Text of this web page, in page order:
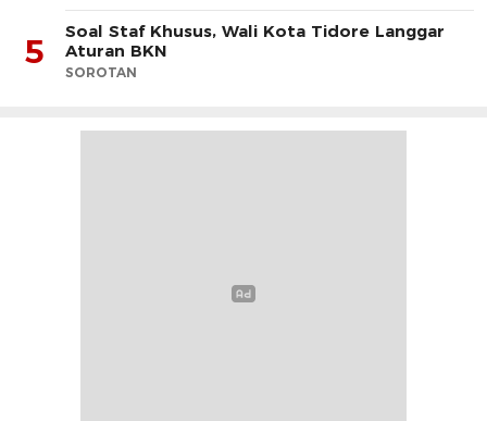
5
Soal Staf Khusus, Wali Kota Tidore Langgar
Aturan BKN
SOROTAN